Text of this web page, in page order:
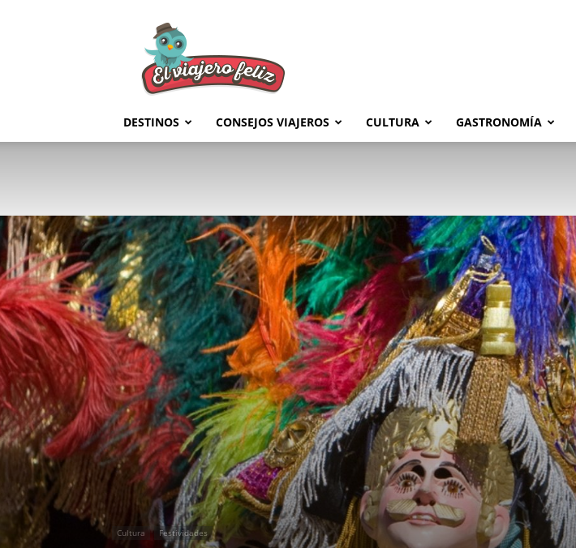
Feliz
DESTINOS CONSEJOS VIAJEROS CULTURA GASTRONOMÍA
Cultura Festividades